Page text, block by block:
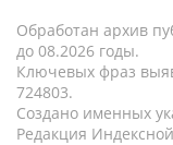
Обработан архив
до 08.2026 годы.
Ключевых фраз
724803.
Создано именных
Редакция